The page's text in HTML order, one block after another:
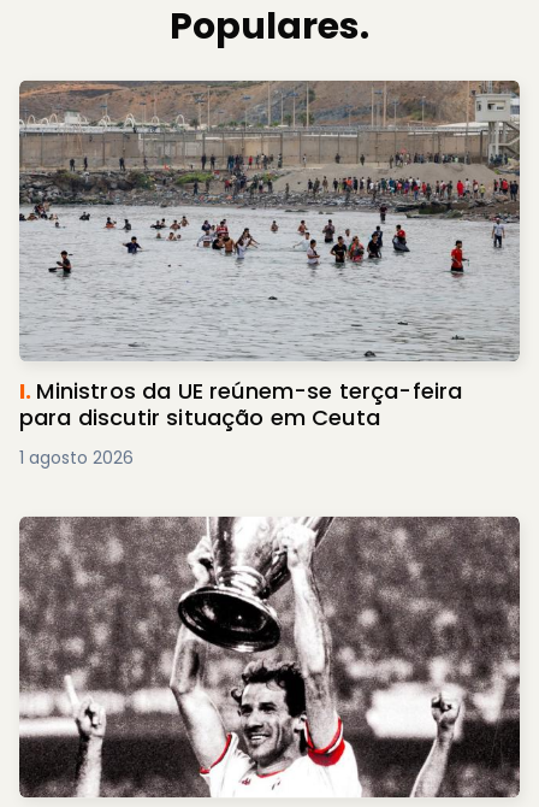
Populares.
I. Ministros da UE reúnem-se terça-feira
para discutir situação em Ceuta
1 agosto 2026